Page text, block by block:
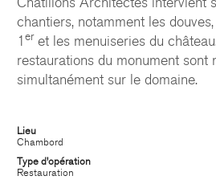
chantiers, notamment les
1 er et les menuiseries du
restaurations du monument sont
simultanément sur le domaine.
Lieu
Chambord
Type d’opération
Restauration
CHATILLON